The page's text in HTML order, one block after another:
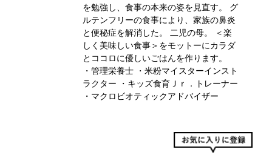
を勉強し、食事の本来の姿を見直す。 グ
ルテンフリーの食事により、家族の鼻炎
と便秘症を解消した。 二児の母。 ＜楽
しく美味しい食事＞をモットーにカラダ
とココロに優しいごはんを作ります。
・管理栄養士 ・米粉マイスターインスト
ラクター ・キッズ食育Ｊｒ．トレーナー
・マクロビオティックアドバイザー